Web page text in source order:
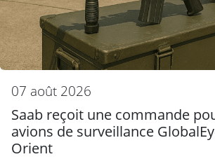
07 août 2026
Saab reçoit une commande
avions de surveillance
Orient